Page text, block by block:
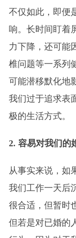
不仅如此，即便
响。长时间盯着
力下降，还可能
椎问题等一系列
可能潜移默化地
我们过于追求表
极的生活方式。
2. 容易对我们的
从事实来说，如
我们工作一天后
很合适，但暂时
但若是对已婚的